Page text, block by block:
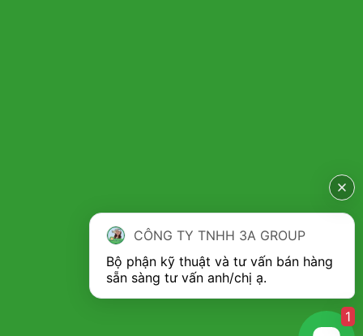
CÔNG TY TNHH 3A GROUP
Bộ phận kỹ thuật và tư vấn bán hàng
1